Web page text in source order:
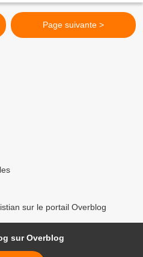
Page suivante >
sur le portail Overblog
sur Overblog